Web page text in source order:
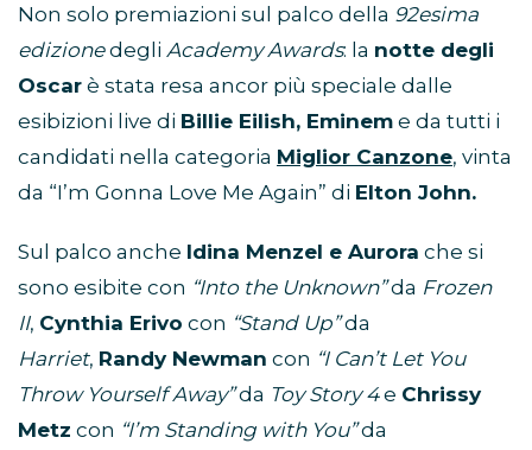
Non solo premiazioni sul palco della 92esima
edizionedegli Academy Awards: la notte degli
Oscar è stata resa ancor più speciale dalle
esibizioni live di Billie Eilish, Eminem e da tutti i
candidati nella categoria Miglior Canzone, vinta
da “I’m Gonna Love Me Again” di Elton John.
Sul palco anche Idina Menzel e Aurora che si
sono esibite con “Into the Unknown”da Frozen
II, Cynthia Erivo con “Stand Up”da
Harriet, Randy Newman con “I Can’t Let You
Throw Yourself Away”da Toy Story 4e Chrissy
Metz con “I’m Standing with You”da